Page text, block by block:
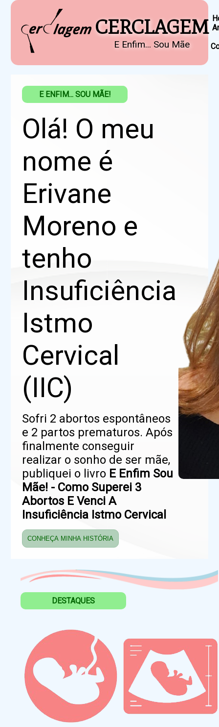
CERCLAGEM
E Enfim... Sou Mãe
E ENFIM... SOU MÃE!
Olá! O meu
nome é
Erivane
Moreno e
tenho
Insuficiência
Istmo
Cervical
(IIC)
Sofri 2 abortos espontâneos
e 2 partos prematuros. Após
finalmente conseguir
realizar o sonho de ser mãe,
publiquei o livro E Enfim Sou
Mãe! - Como Superei 3
Abortos E Venci A
Insuficiência Istmo Cervical
CONHEÇA MINHA HISTÓRIA
DESTAQUES